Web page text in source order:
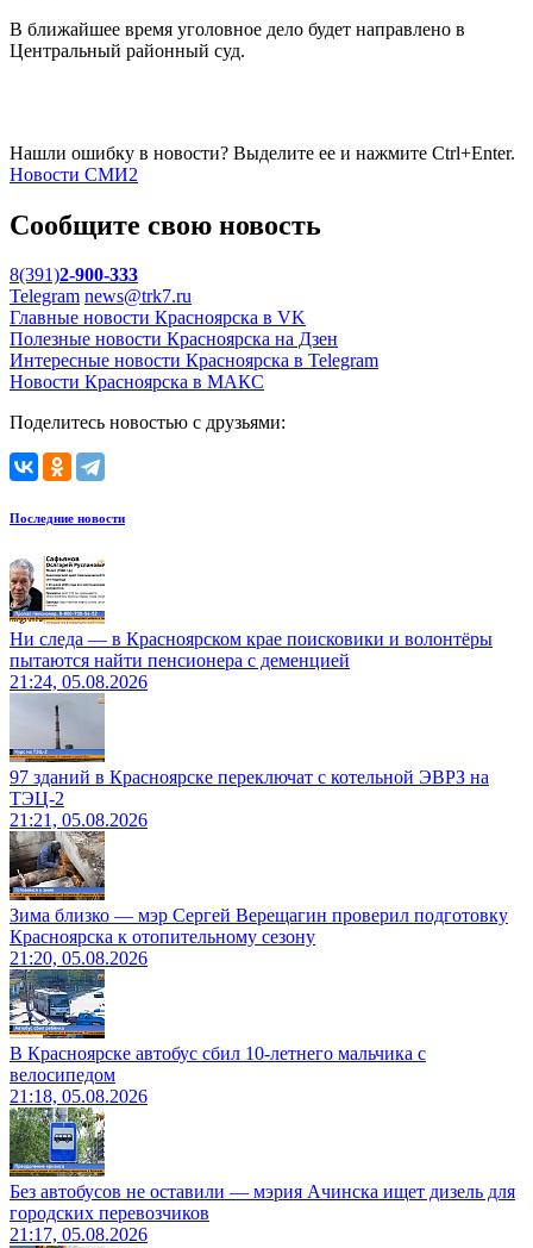
В ближайшее время уголовное дело будет направлено в
Центральный районный суд.
Нашли ошибку в новости? Выделите ее и нажмите Ctrl+Enter.
Новости СМИ2
Сообщите свою новость
8(391)2-900-333
Telegram news@trk7.ru
Главные новости Красноярска в VK
Полезные новости Красноярска на Дзен
Интересные новости Красноярска в Telegram
Новости Красноярска в МАКС
Поделитесь новостью с друзьями:
Последние новости
Ни следа — в Красноярском крае поисковики и волонтёры
пытаются найти пенсионера с деменцией
21:24, 05.08.2026
97 зданий в Красноярске переключат с котельной ЭВРЗ на
ТЭЦ-2
21:21, 05.08.2026
Зима близко — мэр Сергей Верещагин проверил подготовку
Красноярска к отопительному сезону
21:20, 05.08.2026
В Красноярске автобус сбил 10-летнего мальчика с
велосипедом
21:18, 05.08.2026
Без автобусов не оставили — мэрия Ачинска ищет дизель для
городских перевозчиков
21:17, 05.08.2026